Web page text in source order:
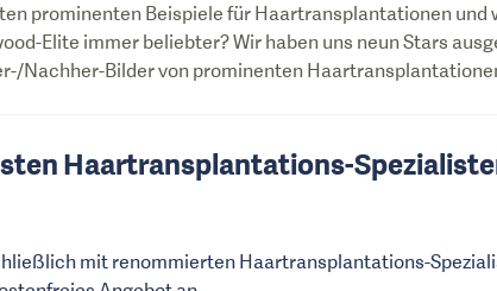
prominenten Beispiele für Haartransplantationen und
Elite immer beliebter? Wir haben uns neun Stars
Nachher-Bilder von prominenten
Haartransplantations-
mit renommierten Haartransplantations-